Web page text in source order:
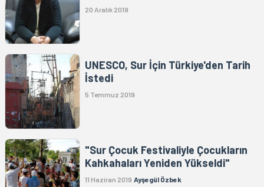
20 Aralık 2019
UNESCO, Sur İçin Türkiye'den Tarih
İstedi
5 Temmuz 2019
"Sur Çocuk Festivaliyle Çocukların
Kahkahaları Yeniden Yükseldi"
11 Haziran 2019 Ayşegül Özbek